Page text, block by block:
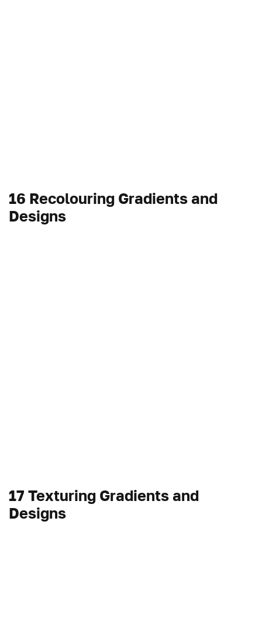
16 Recolouring Gradients and
Designs
17 Texturing Gradients and
Designs